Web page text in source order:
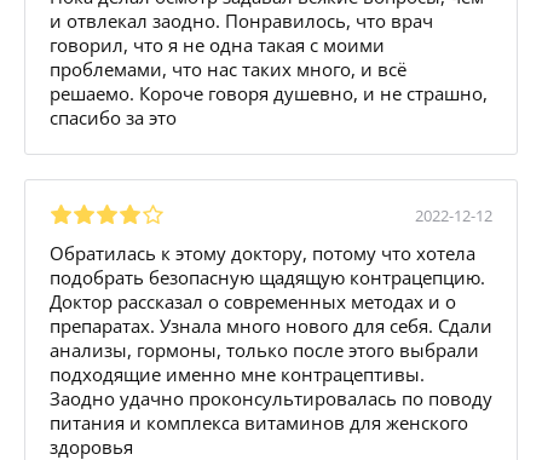
и отвлекал заодно. Понравилось, что врач
говорил, что я не одна такая с моими
проблемами, что нас таких много, и всё
решаемо. Короче говоря душевно, и не страшно,
спасибо за это
2022-12-12
Обратилась к этому доктору, потому что хотела
подобрать безопасную щадящую контрацепцию.
Доктор рассказал о современных методах и о
препаратах. Узнала много нового для себя. Сдали
анализы, гормоны, только после этого выбрали
подходящие именно мне контрацептивы.
Заодно удачно проконсультировалась по поводу
питания и комплекса витаминов для женского
здоровья